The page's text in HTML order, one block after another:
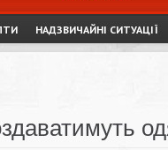
НАДЗВИЧАЙНІ СИТУАЦІЇ